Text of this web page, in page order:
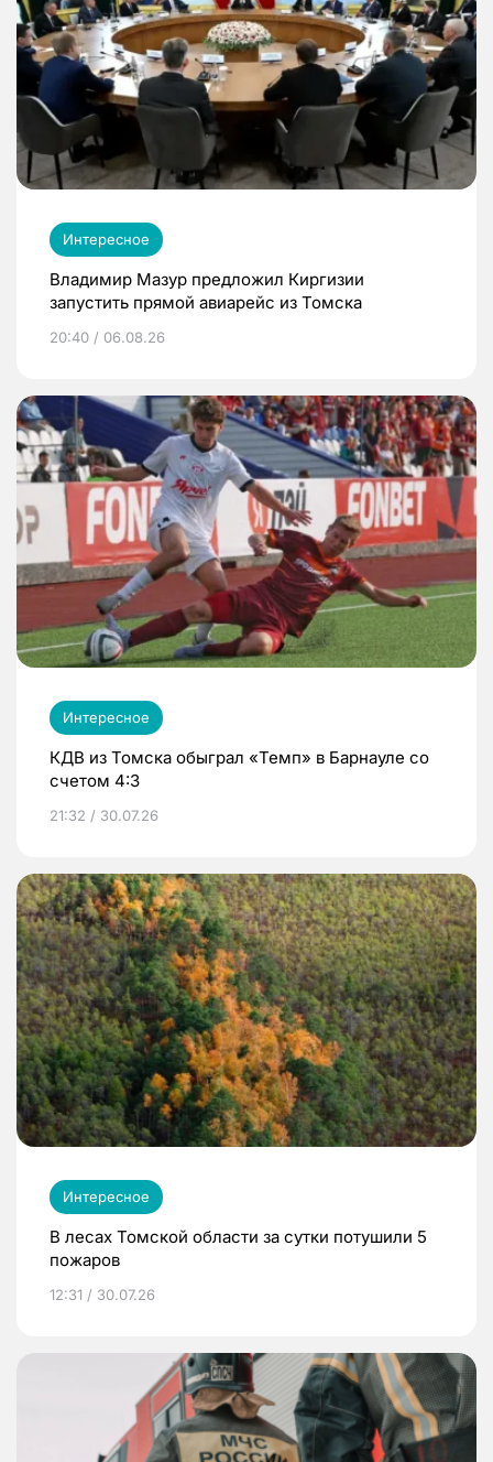
Интересное
Владимир Мазур предложил Киргизии
запустить прямой авиарейс из Томска
20:40 / 06.08.26
Интересное
КДВ из Томска обыграл «Темп» в Барнауле со
счетом 4:3
21:32 / 30.07.26
Интересное
В лесах Томской области за сутки потушили 5
пожаров
12:31 / 30.07.26